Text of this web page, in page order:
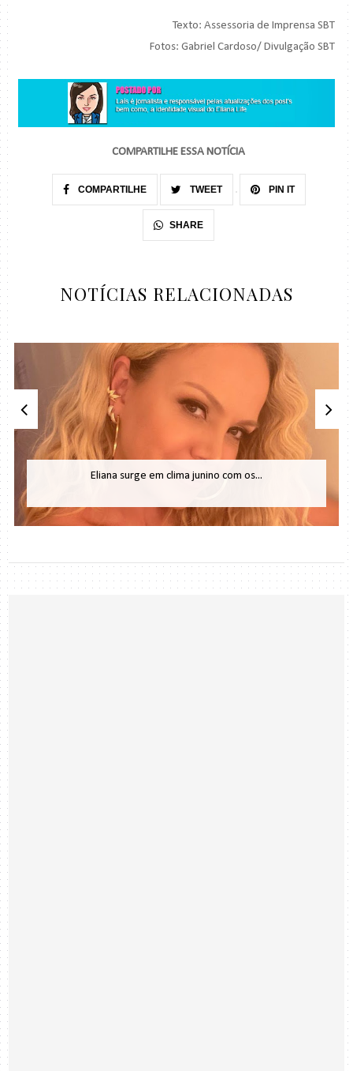
Texto: Assessoria de Imprensa SBT
Fotos: Gabriel Cardoso/ Divulgação SBT
COMPARTILHE ESSA NOTÍCIA
COMPARTILHE TWEET PIN IT
SHARE
NOTÍCIAS RELACIONADAS
Eliana surge em clima junino com os...